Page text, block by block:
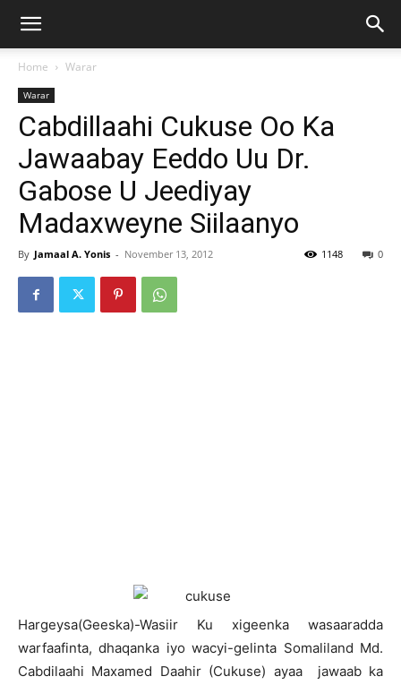
Home Warar
Warar
Cabdillaahi Cukuse Oo Ka
Jawaabay Eeddo Uu Dr.
Gabose U Jeediyay
Madaxweyne Siilaanyo
By Jamaal A. Yonis - November 13, 2012 0
1148
Hargeysa(Geeska)-Wasiir Ku xigeenka wasaaradda
warfaafinta, dhaqanka iyo wacyi-gelinta Somaliland Md.
Cabdilaahi Maxamed Daahir (Cukuse) ayaa jawaab ka